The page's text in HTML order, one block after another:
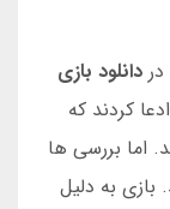
دانلود بازی
کردند که
اما بررسی ها
به دلیل